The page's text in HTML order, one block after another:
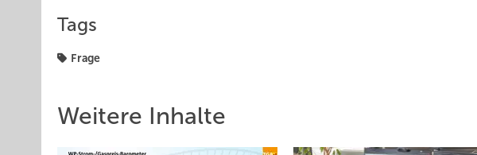
Tags
Frage
Weitere Inhalte